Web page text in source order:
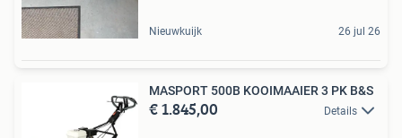
Nieuwkuijk 26 jul 26
MASPORT 500B KOOIMAAIER 3 PK B&S
€ 1.845,00 Details